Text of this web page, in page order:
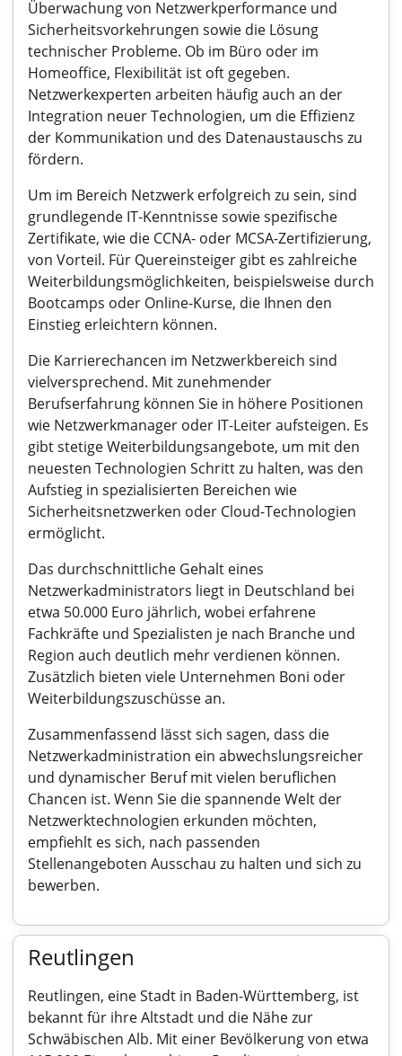
Überwachung von Netzwerkperformance und
Sicherheitsvorkehrungen sowie die Lösung
technischer Probleme. Ob im Büro oder im
Homeoffice, Flexibilität ist oft gegeben.
Netzwerkexperten arbeiten häufig auch an der
Integration neuer Technologien, um die Effizienz
der Kommunikation und des Datenaustauschs zu
fördern.
Um im Bereich Netzwerk erfolgreich zu sein, sind
grundlegende IT-Kenntnisse sowie spezifische
Zertifikate, wie die CCNA- oder MCSA-Zertifizierung,
von Vorteil. Für Quereinsteiger gibt es zahlreiche
Weiterbildungsmöglichkeiten, beispielsweise durch
Bootcamps oder Online-Kurse, die Ihnen den
Einstieg erleichtern können.
Die Karrierechancen im Netzwerkbereich sind
vielversprechend. Mit zunehmender
Berufserfahrung können Sie in höhere Positionen
wie Netzwerkmanager oder IT-Leiter aufsteigen. Es
gibt stetige Weiterbildungsangebote, um mit den
neuesten Technologien Schritt zu halten, was den
Aufstieg in spezialisierten Bereichen wie
Sicherheitsnetzwerken oder Cloud-Technologien
ermöglicht.
Das durchschnittliche Gehalt eines
Netzwerkadministrators liegt in Deutschland bei
etwa 50.000 Euro jährlich, wobei erfahrene
Fachkräfte und Spezialisten je nach Branche und
Region auch deutlich mehr verdienen können.
Zusätzlich bieten viele Unternehmen Boni oder
Weiterbildungszuschüsse an.
Zusammenfassend lässt sich sagen, dass die
Netzwerkadministration ein abwechslungsreicher
und dynamischer Beruf mit vielen beruflichen
Chancen ist. Wenn Sie die spannende Welt der
Netzwerktechnologien erkunden möchten,
empfiehlt es sich, nach passenden
Stellenangeboten Ausschau zu halten und sich zu
bewerben.
Reutlingen
Reutlingen, eine Stadt in Baden-Württemberg, ist
bekannt für ihre Altstadt und die Nähe zur
Schwäbischen Alb. Mit einer Bevölkerung von etwa